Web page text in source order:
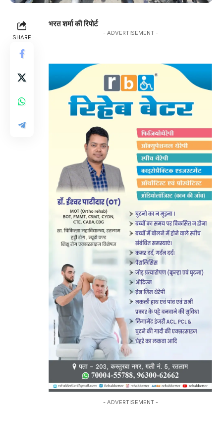
SHARE
भरत शर्मा की रिपोर्ट
- ADVERTISEMENT -
- ADVERTISEMENT -